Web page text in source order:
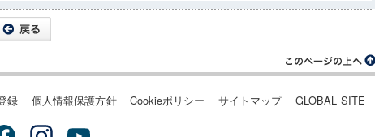
録 個人情報保護方針 Cookieポリシー サイトマップ GLOBAL SITE